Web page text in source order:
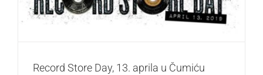
Record Store Day, 13. aprila u Čumiću